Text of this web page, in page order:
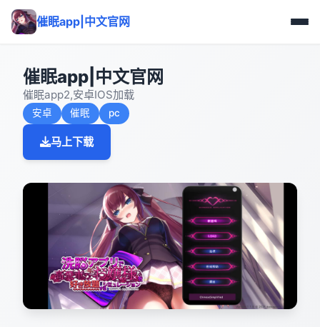
催眠app|中文官网
催眠app|中文官网
催眠app2,安卓IOS加载
安卓 催眠 pc
马上下载